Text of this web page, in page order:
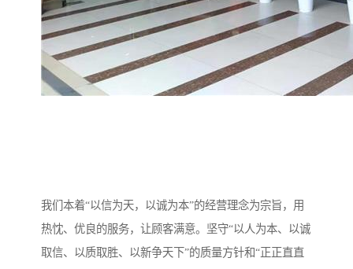
我们本着“以信为天，以诚为本”的经营理念为宗旨，用
热忱、优良的服务，让顾客满意。坚守“以人为本、以诚
取信、以质取胜、以新争天下”的质量方针和“正正直直